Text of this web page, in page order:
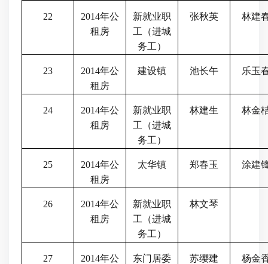
22 2014年公
租房
新就业职
工（进城
务工）
张秋英 林建
23 2014年公
租房
建设镇 池长午 乐玉
24 2014年公
租房
新就业职
工（进城
务工）
林建生 林金
25 2014年公
租房
太华镇 郑春玉 涂建
26 2014年公
租房
新就业职
工（进城
务工）
林文琴
27 2014年公
东门居委
苏缨建 杨金